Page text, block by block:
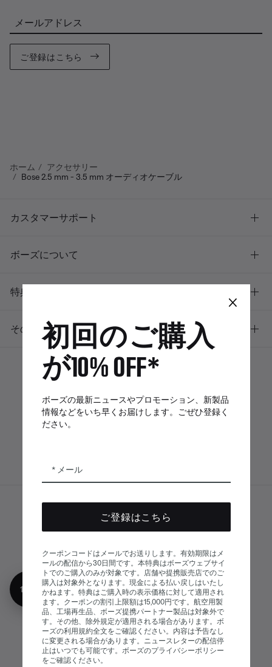
メールアドレス
ご登録はこちら
ホーム
アクセサリー
Bose 2.5 mm - 3.5 mm オーディオケーブル
カスタマーサポート
ボーズについて
特典
その他のリンク
プリ
App
© Bose Corporation 2026 サイトマップ
法的事項 プライバシーポリシー
アクセシビリティ
クッキーに関する通知 販売条件
利用条件 現代奴隷制に関する声明
×
初回のご購入
が10% OFF*
ボーズの最新ニュースやプロモーション、新製品
情報などをいち早くお届けします。ごぜひ登録く
ださい。
メール
ご登録はこちら
クーポンコードはメールでお送りします。有効期限はメ
ールの配信から30日間です。本特典はボーズウェブサイ
トでのご購入のみが対象です。店舗や提携販売店でのご
購入は対象外となります。現金による払い戻しはいたし
かねます。特典はご購入時の表示価格に対して適用され
ます。クーポンの割引上限額は15,000円です。航空用製
品、工場再生品、ボーズ提携パートナー製品は対象外で
す。その他、除外規定が適用される場合があります。ボ
ーズの利用規約全文をご確認ください。内容は予告なし
に変更される場合があります。ニュースレターの配信停
止はいつでも可能です。ボーズのプライバシーポリシー
をご確認ください。
10%オフ